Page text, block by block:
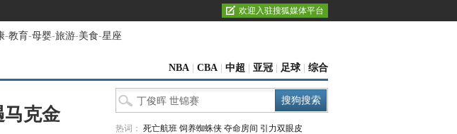
欢迎入驻搜狐媒体平台
-教育-母婴-旅游-美食-星座
NBA CBA 中超 亚冠 足球 综合
马克金
热词： 死亡航班 饲养蜘蛛侠 夺命房间 引力双眼皮